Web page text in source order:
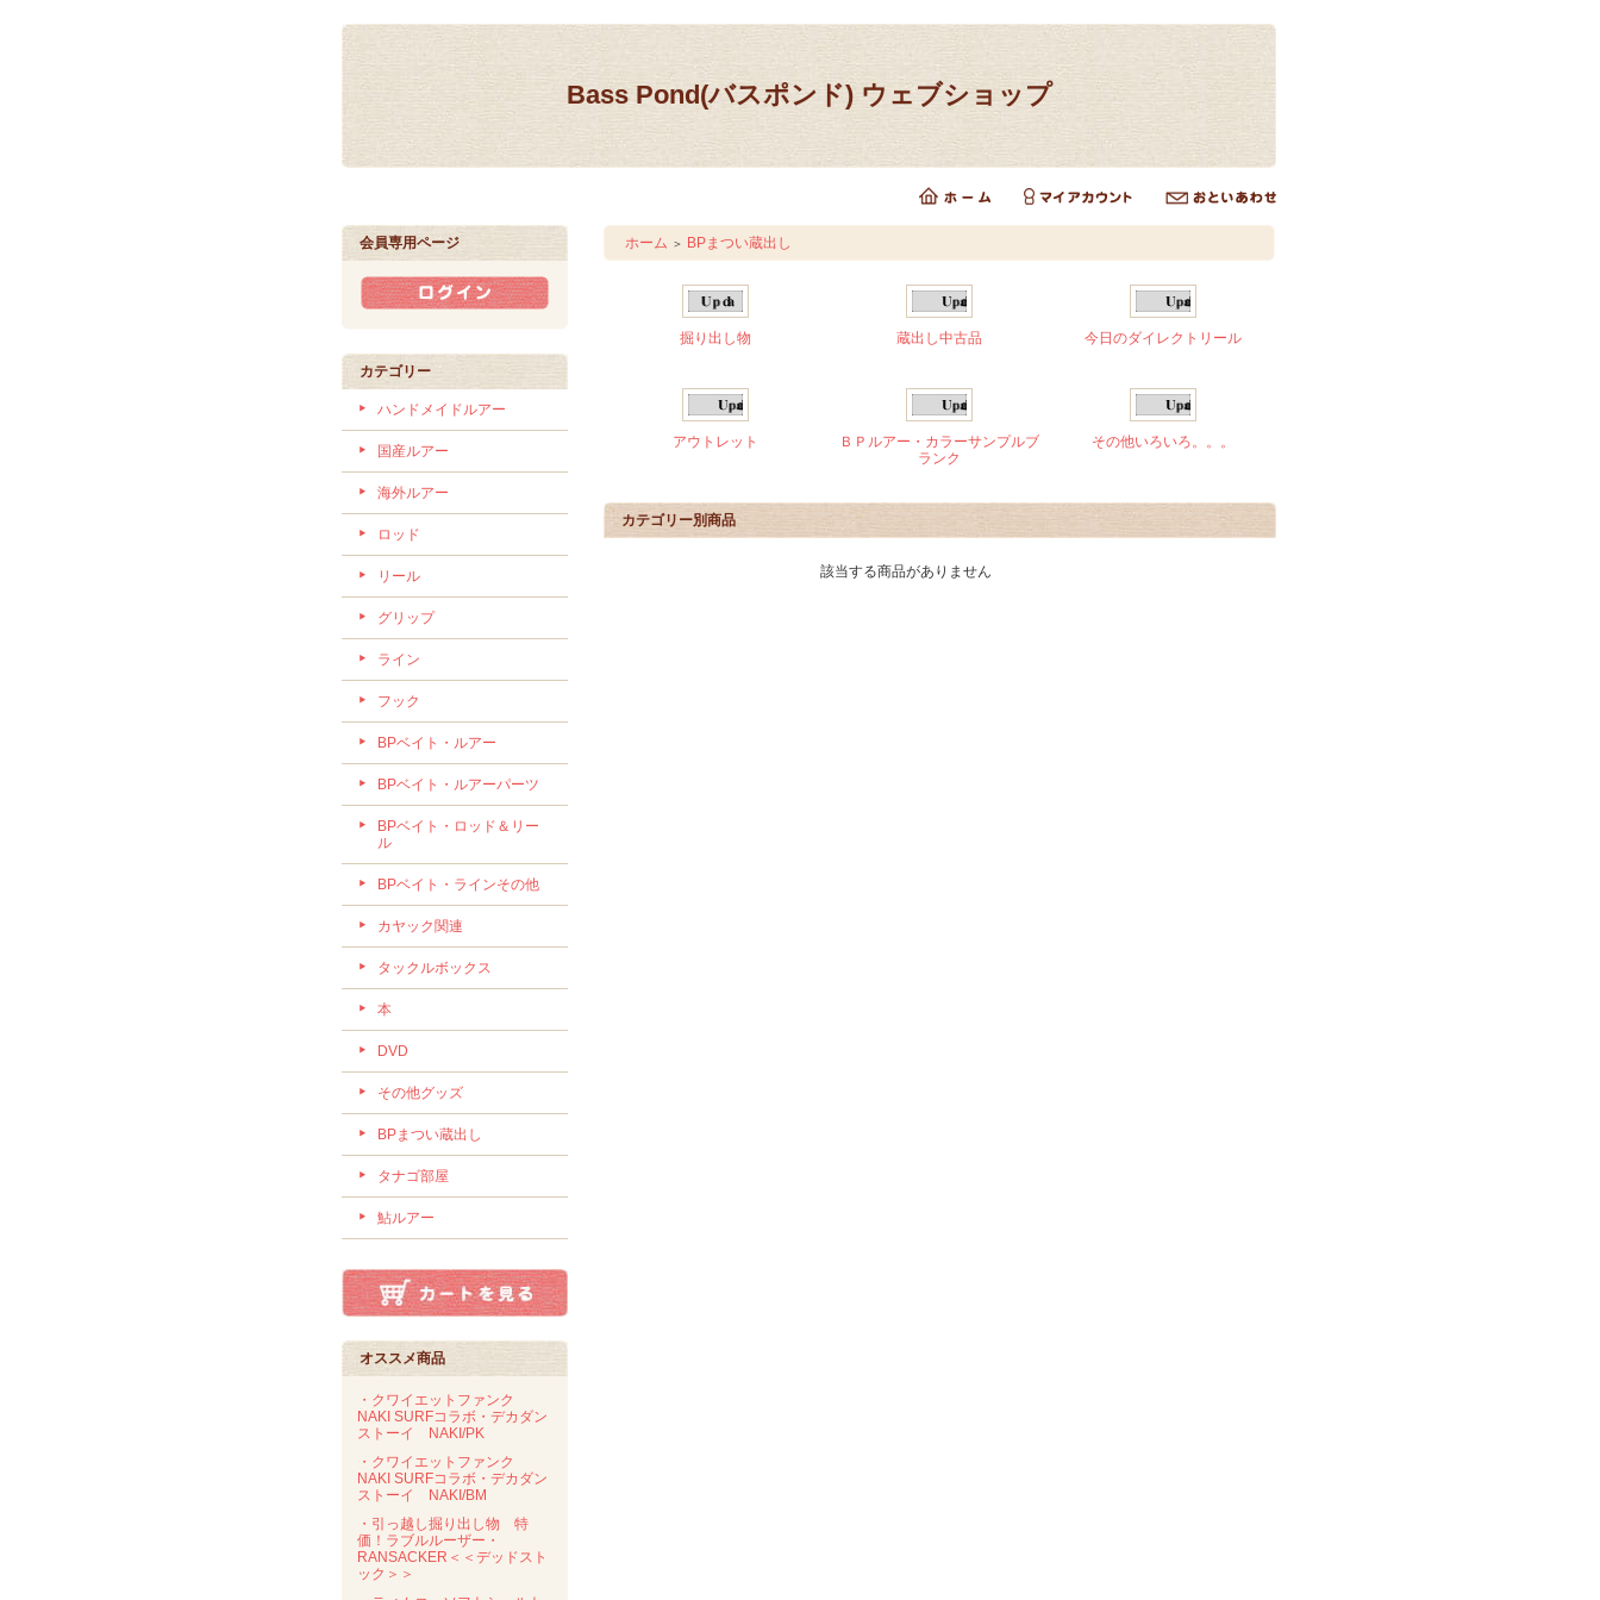
Bass Pond(バスポンド) ウェブショップ
会員専用ページ
カテゴリー
ハンドメイドルアー
国産ルアー
海外ルアー
ロッド
リール
グリップ
ライン
フック
BPベイト・ルアー
BPベイト・ルアーパーツ
BPベイト・ロッド＆リー
ル
BPベイト・ラインその他
カヤック関連
タックルボックス
本
DVD
その他グッズ
BPまつい蔵出し
タナゴ部屋
鮎ルアー
オススメ商品
・クワイエットファンク
NAKI SURFコラボ・デカダン
ストーイ NAKI/PK
・クワイエットファンク
NAKI SURFコラボ・デカダン
ストーイ NAKI/BM
・引っ越し掘り出し物 特
価！ラブルルーザー・
RANSACKER＜＜デッドスト
ック＞＞
ホーム ＞ BPまつい蔵出し
掘り出し物 蔵出し中古品 今日のダイレクトリール
アウトレット
ＢＰルアー・カラーサンプルブ
ランク
その他いろいろ。。。
カテゴリー別商品
該当する商品がありません